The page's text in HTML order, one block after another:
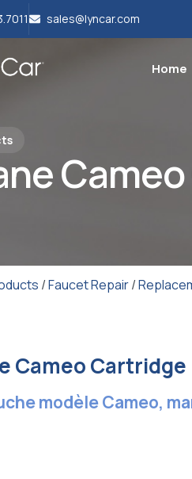
sales@lyncar.com
Home
/Faucet Repair/
Cameo Cartridge
modèle Cameo,